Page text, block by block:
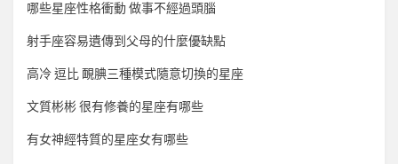
哪些星座性格衝動 做事不經過頭腦
射手座容易遺傳到父母的什麼優缺點
高冷 逗比 靦腆三種模式隨意切換的星座
文質彬彬 很有修養的星座有哪些
有女神經特質的星座女有哪些